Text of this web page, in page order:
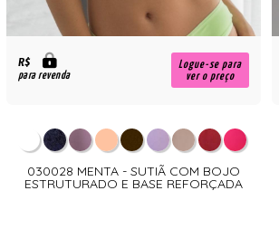
R$
para revenda
Logue-se para
ver o preço
030028 MENTA - SUTIÃ COM BOJO
ESTRUTURADO E BASE REFORÇADA